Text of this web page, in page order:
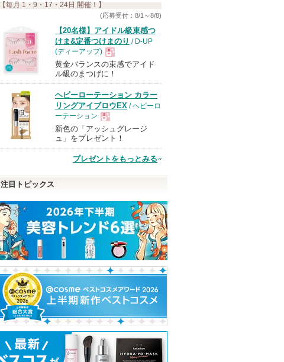
【毎月 1・9・17・24日 開催！】
(応募受付：8/1～8/8)
【20名様】アイドル級束感つ
けま&定番つけまのり / D-UP
(ディーアップ)
現
品
黄金バランスの束感でアイド
ル級のまつげに！
ヘビーローテーション カラー
リングアイブロウEX / ヘビーロ
ーテーション
現
品
新色の「アッシュグレージ
ュ」をプレゼント！
プレゼントをもっとみる
注目トピックス